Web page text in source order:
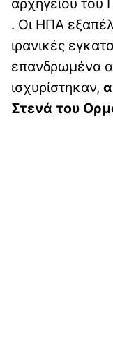
αρχηγείου
. Οι ΗΠΑ
ιρανικές
επανδρωμένα
ισχυρίστηκαν,
Στενά του